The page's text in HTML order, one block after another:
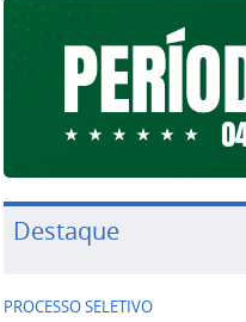
Destaque
PROCESSO SELETIVO